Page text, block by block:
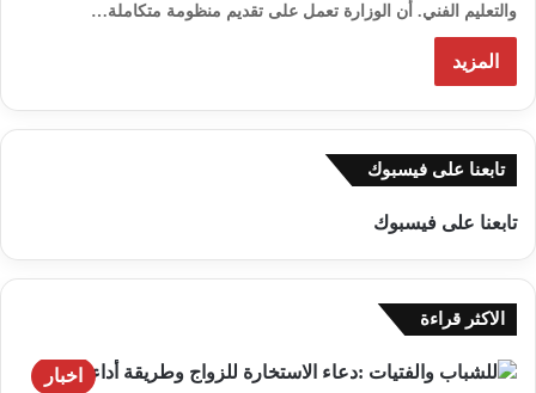
والتعليم الفني. أن الوزارة تعمل على تقديم منظومة متكاملة…
المزيد
تابعنا على فيسبوك
تابعنا على فيسبوك
الاكثر قراءة
اخبار